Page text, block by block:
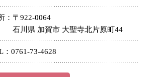
学校・幼稚園・神学校
医療・福祉
〒922-0064
石川県 加賀市 大聖寺北片原町44
0761-73-4628